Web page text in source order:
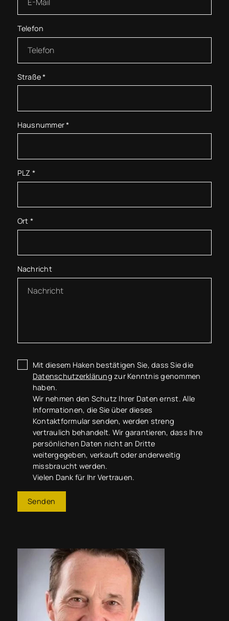
Telefon
Straße*
Hausnummer*
PLZ *
Ort *
Nachricht
Mit diesem Haken bestätigen Sie, dass Sie die
Datenschutzerklärung zur Kenntnis genommen
haben.
Wir nehmen den Schutz Ihrer Daten ernst. Alle
Informationen, die Sie über dieses
Kontaktformular senden, werden streng
vertraulich behandelt. Wir garantieren, dass Ihre
persönlichen Daten nicht an Dritte
weitergegeben, verkauft oder anderweitig
missbraucht werden.
Vielen Dank für Ihr Vertrauen.
Senden